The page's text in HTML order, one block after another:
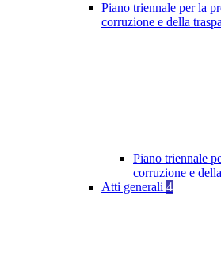
Piano triennale per la
corruzione e della
Piano triennale
corruzione e
Atti generali 4